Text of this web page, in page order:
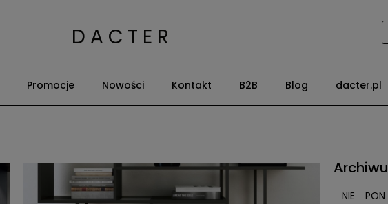
D A C T E R
Promocje Nowości Kontakt B2B Blog dacter.pl
NIE PON